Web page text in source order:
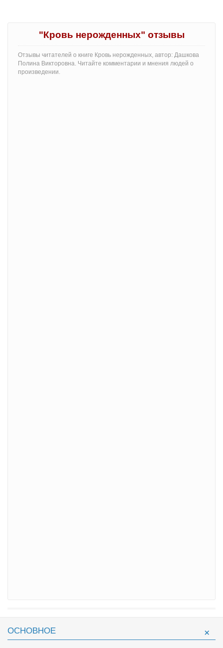
"Кровь нерожденных" отзывы
Отзывы читателей о книге Кровь нерожденных, автор: Дашкова
Полина Викторовна. Читайте комментарии и мнения людей о
произведении.
ОСНОВНОЕ